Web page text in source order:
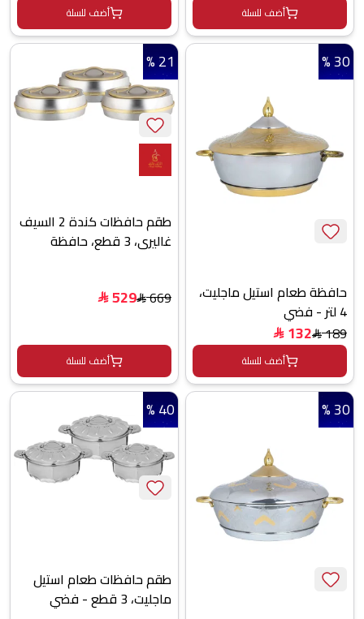
أضف للسلة أضف للسلة
حافظة طعام استيل ماجليت،
4 لتر - فضي
189
$
132
$
أضف للسلة
30 %
طقم حافظات كندة 2 السيف
غاليري، 3 قطع، حافظة
669
$
529
$
أضف للسلة
21 %
30 %
طقم حافظات طعام استيل
ماجليت، 3 قطع - فضي
40 %